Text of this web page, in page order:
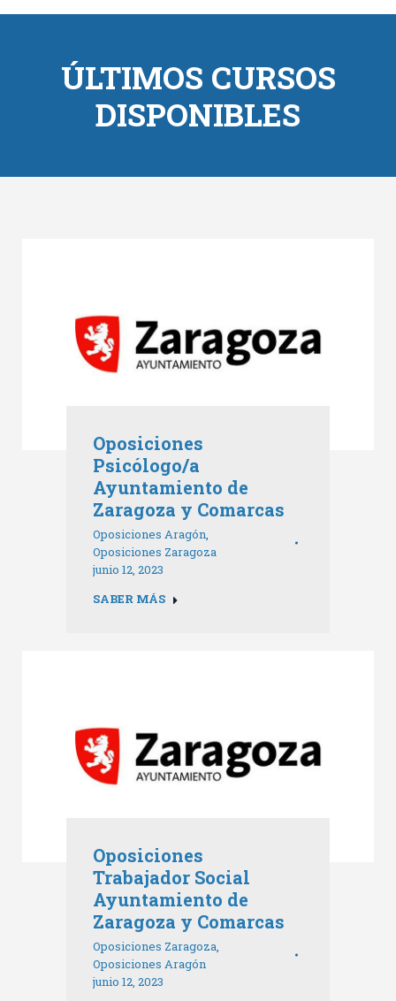
ÚLTIMOS CURSOS
DISPONIBLES
Oposiciones
Psicólogo/a
Ayuntamiento de
Zaragoza y Comarcas
Oposiciones Aragón,
Oposiciones Zaragoza
junio 12, 2023
SABER MÁS
Oposiciones
Trabajador Social
Ayuntamiento de
Zaragoza y Comarcas
Oposiciones Zaragoza,
Oposiciones Aragón
junio 12, 2023